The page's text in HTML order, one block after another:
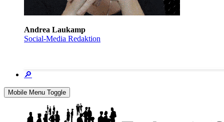
Andrea Laukamp
Social-Media Redaktion
🔎
Mobile Menu Toggle